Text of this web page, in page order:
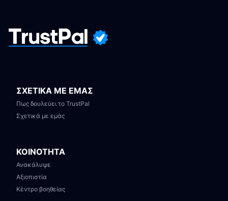
ΣΧΕΤΙΚΑ ΜΕ ΕΜΑΣ
Πως δουλεύει το TrustPal
Σχετικά με εμάς
ΚΟΙΝΟΤΗΤΑ
Ανακάλυψε
Αξιοπιστία
Κέντρο βοηθείας